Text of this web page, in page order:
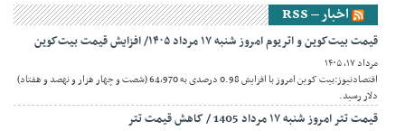
اخبار – RSS
قیمت بیت‌کوین و اتریوم امروز شنبه ۱۷ مرداد ۱۴۰۵/ افزایش قیمت بیت‌کوین
مرداد ۱۷, ۱۴۰۵
اقتصادنیوز:بیت کوین امروز با افزایش 0.98 درصدی به 64,970 (شصت و چهار هزار و نهصد و هفتاد)
دلار رسید.
قیمت تتر امروز شنبه ۱۷ مرداد 1405 / کاهش قیمت تتر